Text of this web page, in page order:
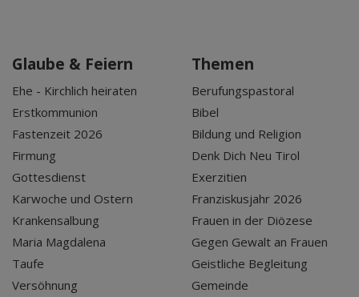
Glaube & Feiern
Ehe - Kirchlich heiraten
Erstkommunion
Fastenzeit 2026
Firmung
Gottesdienst
Karwoche und Ostern
Krankensalbung
Maria Magdalena
Taufe
Versöhnung
Themen
Berufungspastoral
Bibel
Bildung und Religion
Denk Dich Neu Tirol
Exerzitien
Franziskusjahr 2026
Frauen in der Diözese
Gegen Gewalt an Frauen
Geistliche Begleitung
Gemeinde